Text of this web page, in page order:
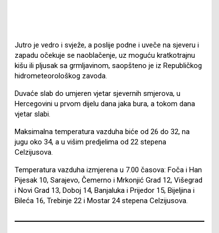
Jutro je vedro i svježe, a poslije podne i uveče na sjeveru i
zapadu očekuje se naoblačenje, uz moguću kratkotrajnu
kišu ili pljusak sa grmljavinom, saopšteno je iz Republičkog
hidrometeorološkog zavoda.
Duvaće slab do umjeren vjetar sjevernih smjerova, u
Hercegovini u prvom dijelu dana jaka bura, a tokom dana
vjetar slabi.
Maksimalna temperatura vazduha biće od 26 do 32, na
jugu oko 34, a u višim predjelima od 22 stepena
Celzijusova.
Temperatura vazduha izmjerena u 7.00 časova: Foča i Han
Pijesak 10, Sarajevo, Čemerno i Mrkonjić Grad 12, Višegrad
i Novi Grad 13, Doboj 14, Banjaluka i Prijedor 15, Bijeljina i
Bileća 16, Trebinje 22 i Mostar 24 stepena Celzijusova.